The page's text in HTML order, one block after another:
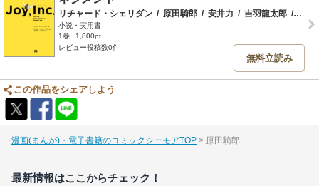
リチャード・シェリダン / 原田騎郎 / 安井力 / 吉羽龍太郎 / 永瀬
小説・実用書
1巻
1,800pt
レビュー投稿数0件
無料立読み
この作品をシェアしよう
漫画(まんが)・電子書籍のコミックシーモアTOP 原田騎郎
最新情報はここからチェック！